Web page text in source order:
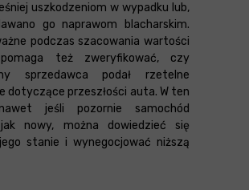
uszkodzeniom w wypadku lub,
go naprawom blacharskim.
podczas szacowania wartości
też zweryfikować, czy
sprzedawca podał rzetelne
dotyczące przeszłości auta. W ten
jeśli pozornie samochód
nowy, można dowiedzieć się
stanie i wynegocjować niższą